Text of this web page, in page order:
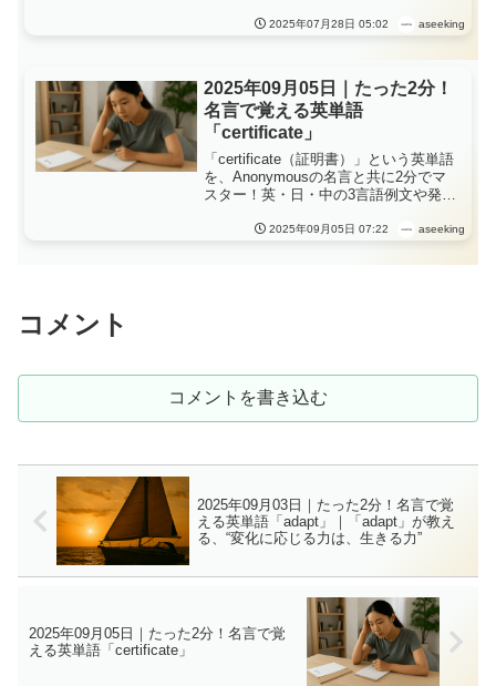
学習、「firm」が教える、“揺るぎない
2025年07月28日 05:02 aseeking
2025年09月05日｜たった2分！
名言で覚える英単語
「certificate」
「certificate（証明書）」という英単語
を、Anonymousの名言と共に2分でマ
スター！英・日・中の3言語例文や発
る毎日英語学習、「certificate」が教え
2025年09月05日 07:22 aseeking
コメント
コメントを書き込む
2025年09月03日｜たった2分！名言で覚
える英単語「adapt」｜「adapt」が教え
る、“変化に応じる力は、生きる力”
2025年09月05日｜たった2分！名言で覚
える英単語「certificate」